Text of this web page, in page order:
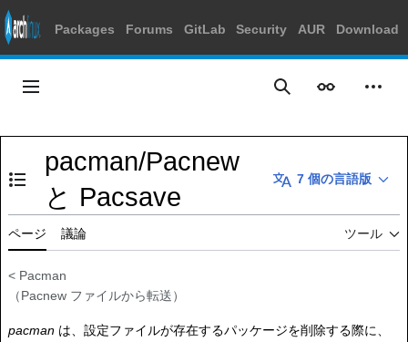
Packages Forums GitLab Security AUR Download
ス
ッ
プ
メインメニュー 検索 表示 個人
目次の表示・非表示を切り替え
pacman/Pacnew
と Pacsave
7 個の言語版
ページ 議論 ツール
< Pacman
（Pacnew ファイルから転送）
pacman は、設定ファイルが存在するパッケージを削除する際に、